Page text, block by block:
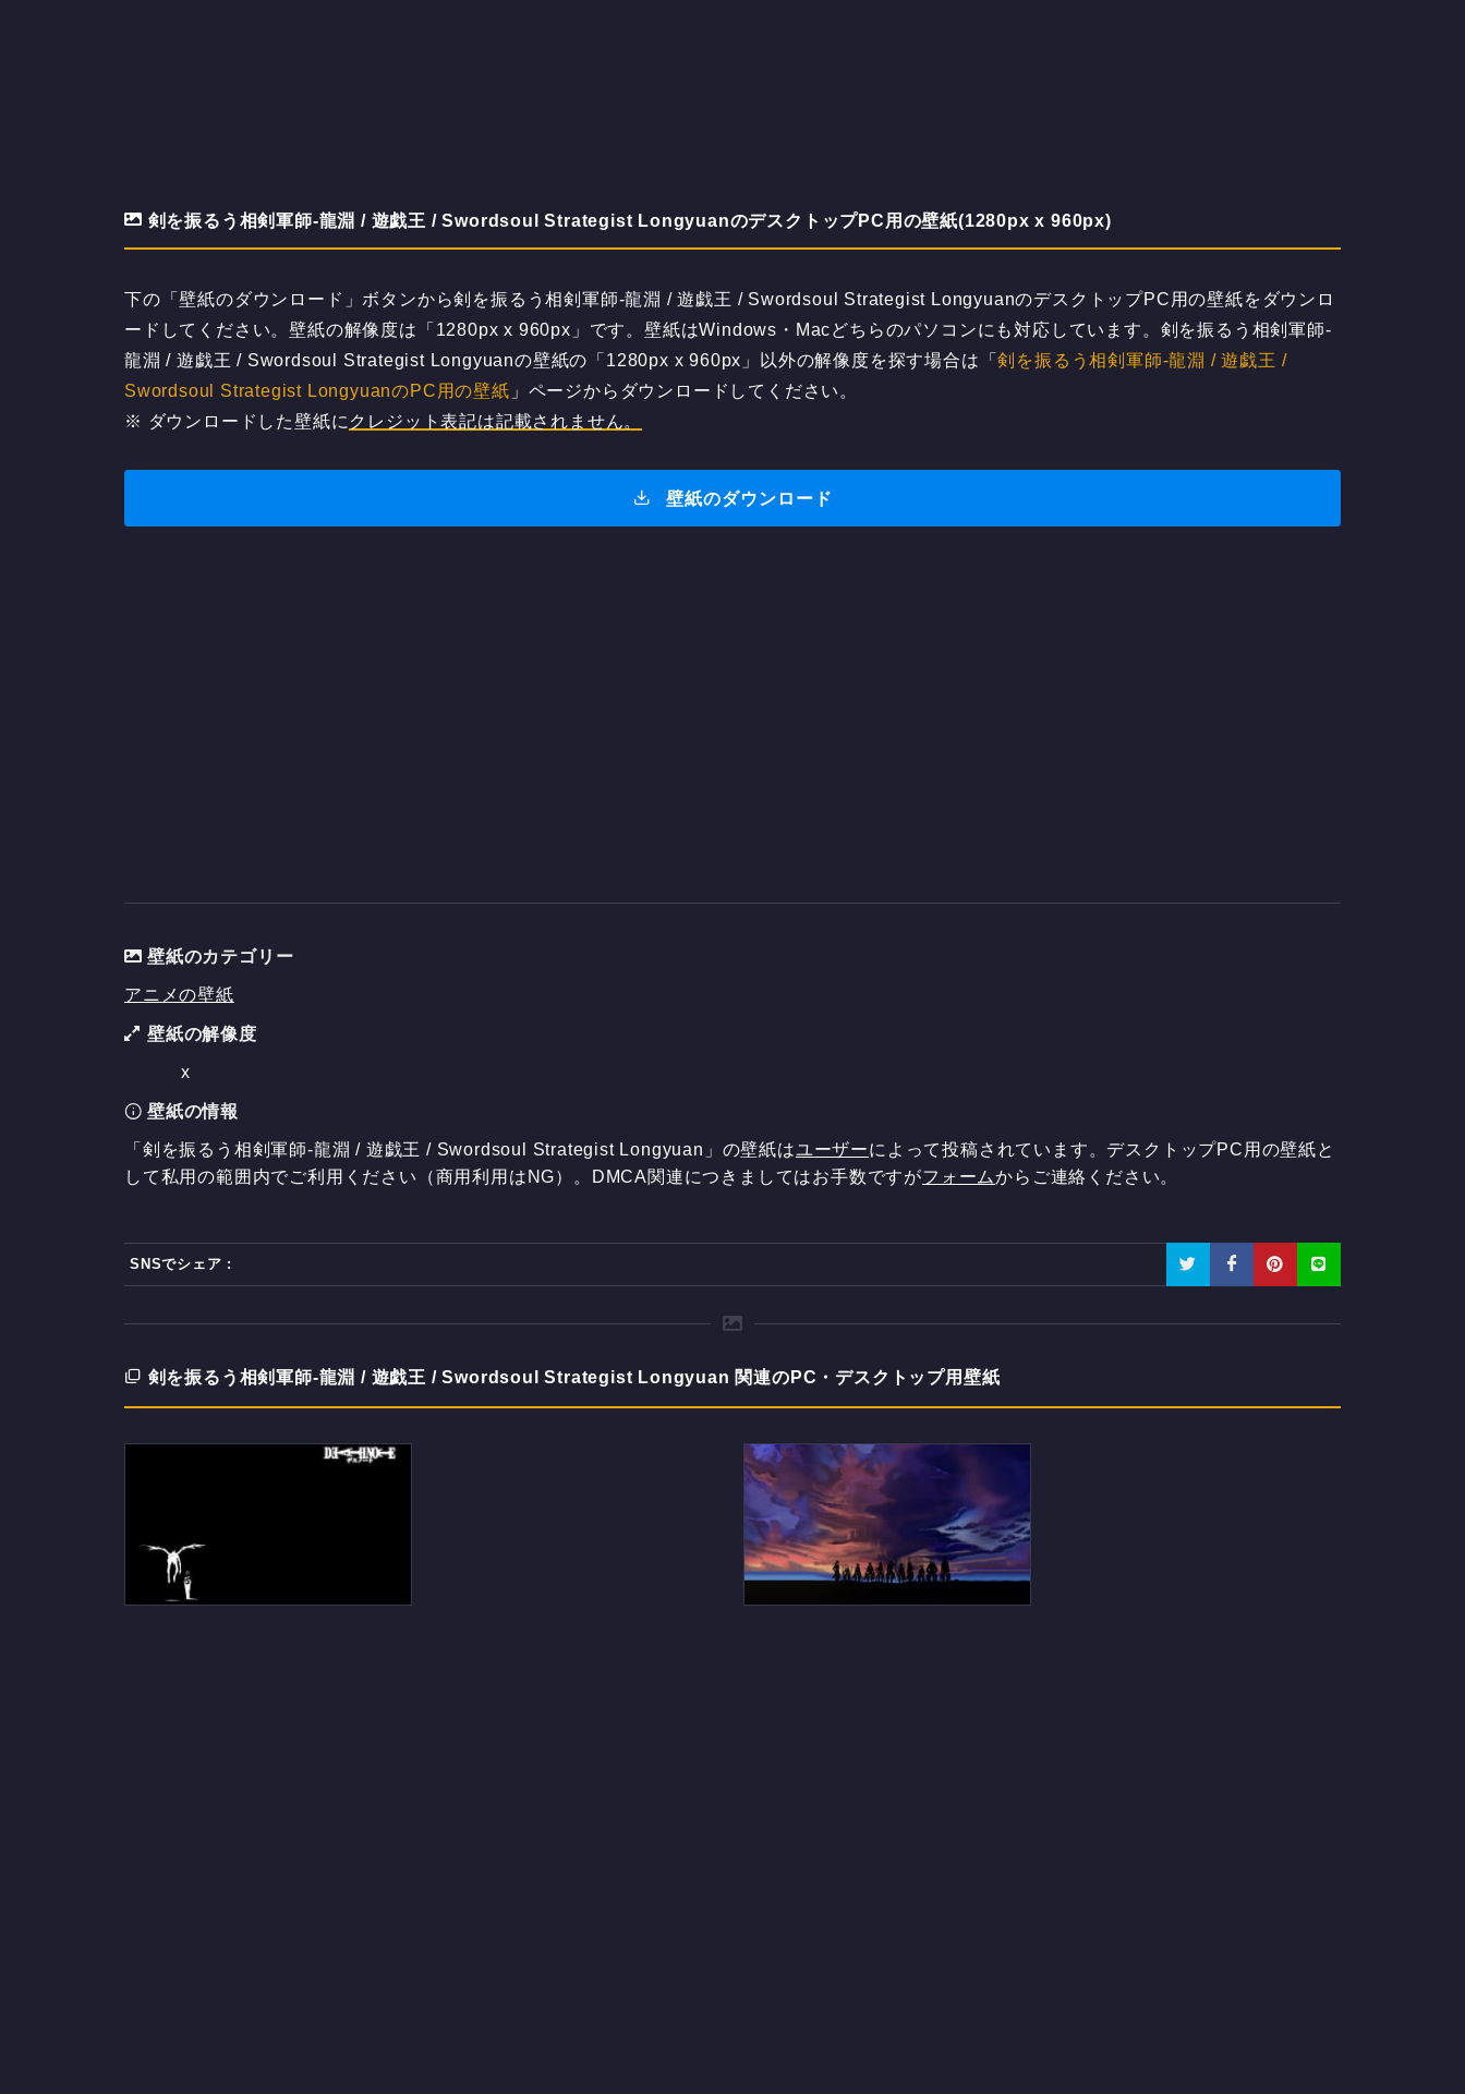
剣を振るう相剣軍師-龍淵 / 遊戯王 / Swordsoul Strategist LongyuanのデスクトップPC用の壁紙(1280px x 960px)
下の「壁紙のダウンロード」ボタンから剣を振るう相剣軍師-龍淵 / 遊戯王 / Swordsoul Strategist LongyuanのデスクトップPC用の壁紙をダウンロ
ードしてください。壁紙の解像度は「1280px x 960px」です。壁紙はWindows・Macどちらのパソコンにも対応しています。剣を振るう相剣軍師-
龍淵 / 遊戯王 / Swordsoul Strategist Longyuanの壁紙の「1280px x 960px」以外の解像度を探す場合は「剣を振るう相剣軍師-龍淵 / 遊戯王 /
Swordsoul Strategist LongyuanのPC用の壁紙 」ページからダウンロードしてください。
※ ダウンロードした壁紙に クレジット表記は記載されません。
壁紙のダウンロード
壁紙のカテゴリー
アニメの壁紙
壁紙の解像度
x
壁紙の情報
「剣を振るう相剣軍師-龍淵 / 遊戯王 / Swordsoul Strategist Longyuan」の壁紙はユーザーによって投稿されています。デスクトップPC用の壁紙と
して私用の範囲内でご利用ください（商用利用はNG）。DMCA関連につきましてはお手数ですがフォームからご連絡ください。
SNSでシェア :
剣を振るう相剣軍師-龍淵 / 遊戯王 / Swordsoul Strategist Longyuan 関連のPC・デスクトップ用壁紙